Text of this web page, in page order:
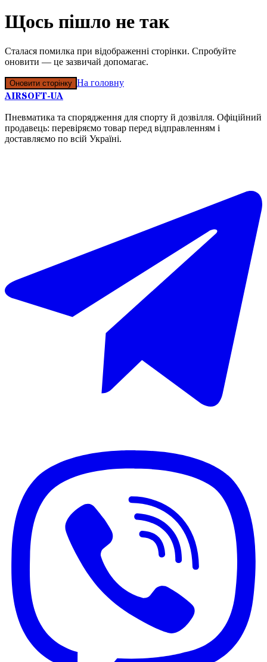
Щось пішло не так
Сталася помилка при відображенні сторінки. Спробуйте
оновити — це зазвичай допомагає.
Оновити сторінку На головну
AIRSOFT-UA
Пневматика та спорядження для спорту й дозвілля. Офіційний
продавець: перевіряємо товар перед відправленням і
доставляємо по всій Україні.